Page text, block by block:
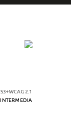
+WCAG 2.1
INTERMEDIA